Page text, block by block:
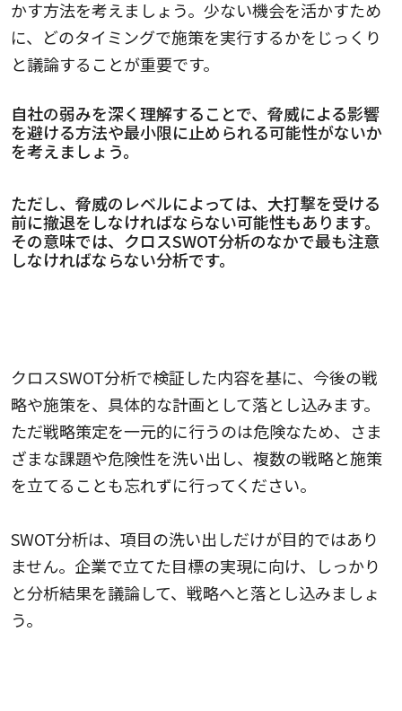
かす方法を考えましょう。少ない機会を活かすため
に、どのタイミングで施策を実行するかをじっくり
と議論することが重要です。
自社の弱みを深く理解することで、脅威による影響
を避ける方法や最小限に止められる可能性がないか
を考えましょう。
ただし、脅威のレベルによっては、大打撃を受ける
前に撤退をしなければならない可能性もあります。
その意味では、クロスSWOT分析のなかで最も注意
しなければならない分析です。
クロスSWOT分析で検証した内容を基に、今後の戦
略や施策を、具体的な計画として落とし込みます。
ただ戦略策定を一元的に行うのは危険なため、さま
ざまな課題や危険性を洗い出し、複数の戦略と施策
を立てることも忘れずに行ってください。
SWOT分析は、項目の洗い出しだけが目的ではあり
ません。企業で立てた目標の実現に向け、しっかり
と分析結果を議論して、戦略へと落とし込みましょ
う。